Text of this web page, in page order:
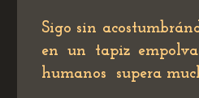
Sigo sin
en un tapiz
humanos
supera